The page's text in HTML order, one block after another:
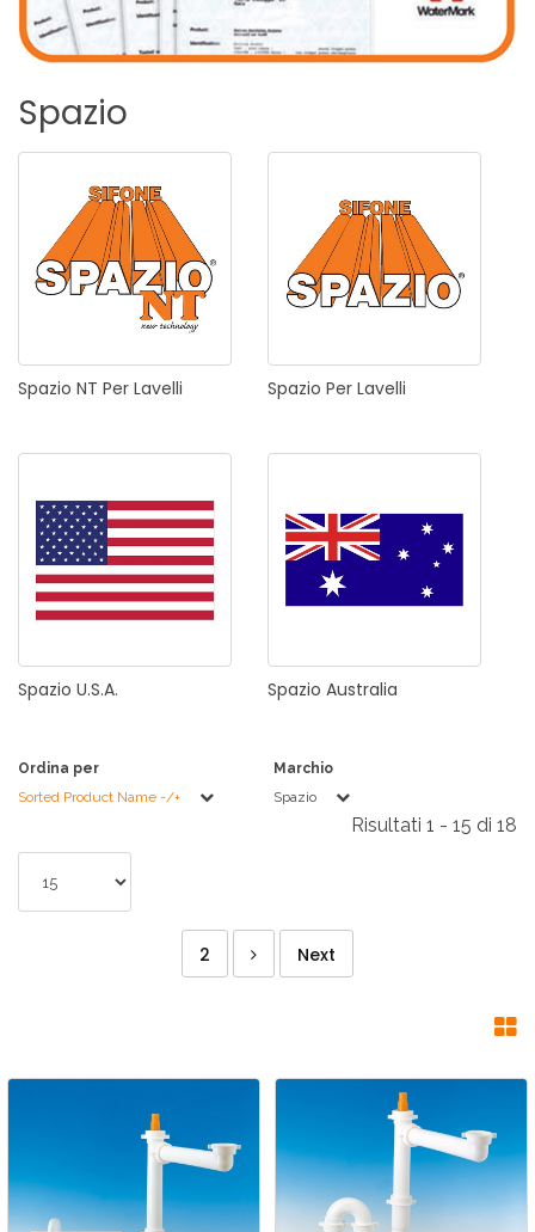
Spazio
Spazio NT Per Lavelli Spazio Per Lavelli
Spazio U.S.A. Spazio Australia
Ordina per
Sorted Product Name -/+
Marchio
Spazio
Risultati 1 - 15 di 18
2 Next